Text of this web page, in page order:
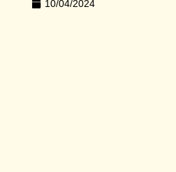
10/04/2024